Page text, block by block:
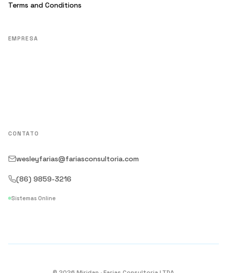
Terms and Conditions
EMPRESA
CONTATO
wesleyfarias@fariasconsultoria.com
(86) 9859-3216
Sistemas Online